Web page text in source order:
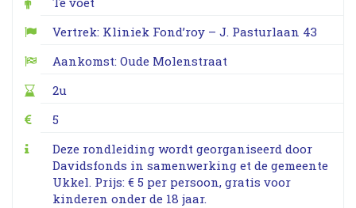
Vertrek: Kliniek Fond’roy – J. Pasturlaan 43
Aankomst: Oude Molenstraat
2u
5
Deze rondleiding wordt georganiseerd door
Davidsfonds in samenwerking et de gemeente
Ukkel. Prijs: € 5 per persoon, gratis voor
kinderen onder de 18 jaar.